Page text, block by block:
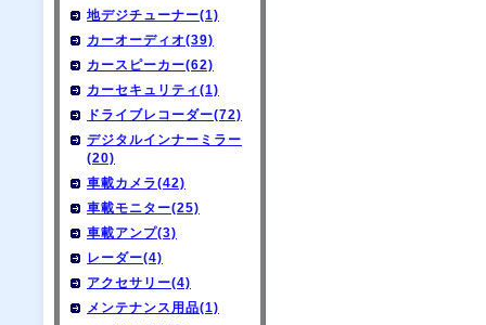
地デジチューナー(1)
カーオーディオ(39)
カースピーカー(62)
カーセキュリティ(1)
ドライブレコーダー(72)
デジタルインナーミラー
(20)
車載カメラ(42)
車載モニター(25)
車載アンプ(3)
レーダー(4)
アクセサリー(4)
メンテナンス用品(1)